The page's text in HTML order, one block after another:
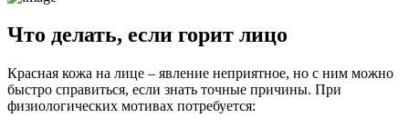
Что делать, если горит лицо
Красная кожа на лице – явление неприятное, но с ним можно
быстро справиться, если знать точные причины. При
физиологических мотивах потребуется: